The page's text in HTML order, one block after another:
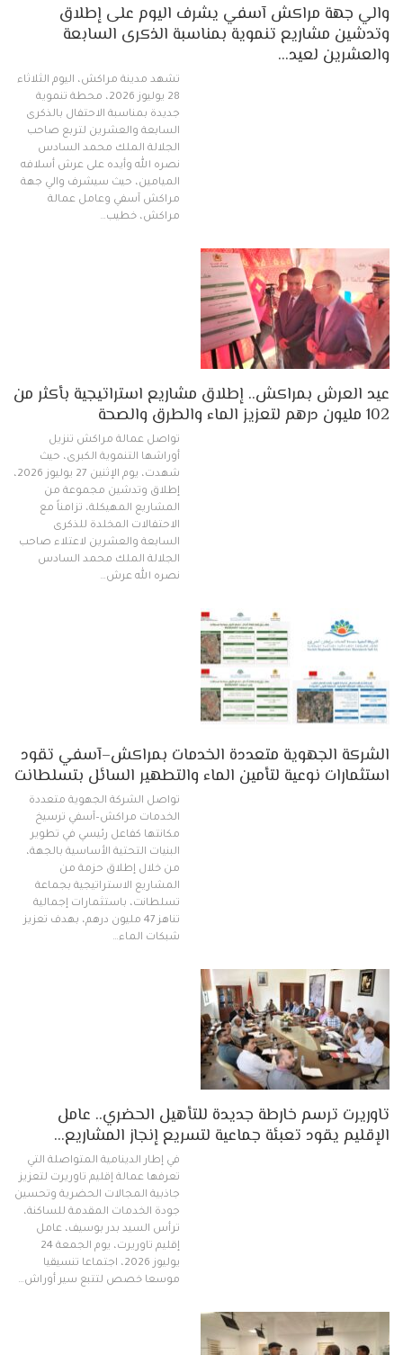
والي جهة مراكش آسفي يشرف اليوم على إطلاق
وتدشين مشاريع تنموية بمناسبة الذكرى السابعة
والعشرين لعيد…
تشهد مدينة مراكش، اليوم الثلاثاء
28 يوليوز 2026، محطة تنموية
جديدة بمناسبة الاحتفال بالذكرى
السابعة والعشرين لتربع صاحب
الجلالة الملك محمد السادس
نصره الله وأيده على عرش أسلافه
الميامين، حيث سيشرف والي جهة
مراكش آسفي وعامل عمالة
مراكش، خطيب…
عيد العرش بمراكش.. إطلاق مشاريع استراتيجية بأكثر من
102 مليون درهم لتعزيز الماء والطرق والصحة
تواصل عمالة مراكش تنزيل
أوراشها التنموية الكبرى، حيث
شهدت، يوم الإثنين 27 يوليوز 2026،
إطلاق وتدشين مجموعة من
المشاريع المهيكلة، تزامناً مع
الاحتفالات المخلدة للذكرى
السابعة والعشرين لاعتلاء صاحب
الجلالة الملك محمد السادس
نصره الله عرش…
الشركة الجهوية متعددة الخدمات بمراكش–آسفي تقود
استثمارات نوعية لتأمين الماء والتطهير السائل بتسلطانت
تواصل الشركة الجهوية متعددة
الخدمات مراكش–آسفي ترسيخ
مكانتها كفاعل رئيسي في تطوير
البنيات التحتية الأساسية بالجهة،
من خلال إطلاق حزمة من
المشاريع الاستراتيجية بجماعة
تسلطانت، باستثمارات إجمالية
تناهز 47 مليون درهم، بهدف تعزيز
شبكات الماء…
تاوريرت ترسم خارطة جديدة للتأهيل الحضري.. عامل
الإقليم يقود تعبئة جماعية لتسريع إنجاز المشاريع…
في إطار الدينامية المتواصلة التي
تعرفها عمالة إقليم تاوريرت لتعزيز
جاذبية المجالات الحضرية وتحسين
جودة الخدمات المقدمة للساكنة،
ترأس السيد بدر بوسيف، عامل
إقليم تاوريرت، يوم الجمعة 24
يوليوز 2026، اجتماعا تنسيقيا
موسعا خصص لتتبع سير أوراش…